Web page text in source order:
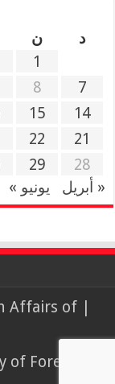
د
ن
1
7
8
14
15
21
22
28
29
« أبريل
يونيو »
| Managed by
Affairs of
of Foreign